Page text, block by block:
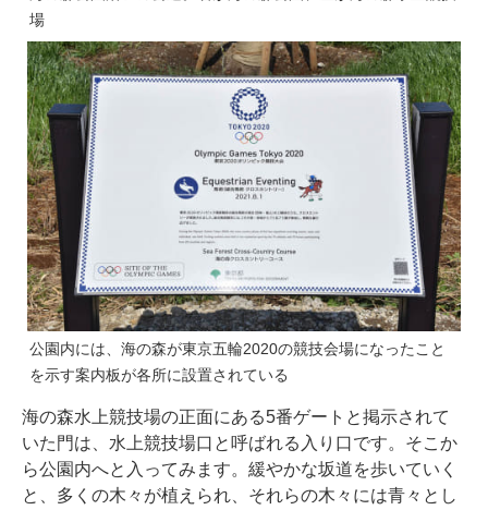
場
公園内には、海の森が東京五輪2020の競技会場になったこと
を示す案内板が各所に設置されている
海の森水上競技場の正面にある5番ゲートと掲示されて
いた門は、水上競技場口と呼ばれる入り口です。そこか
ら公園内へと入ってみます。緩やかな坂道を歩いていく
と、多くの木々が植えられ、それらの木々には青々とし